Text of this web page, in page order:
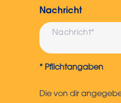
Nachricht
* Pflichtangaben
Die von dir